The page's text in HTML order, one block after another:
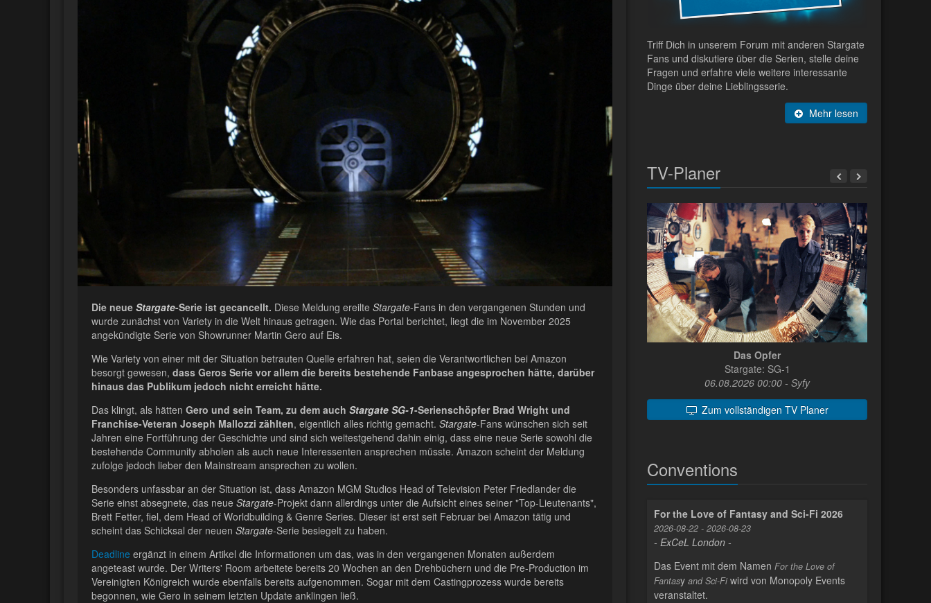
Die neue Stargate-Serie ist gecancellt. Diese Meldung ereilte Stargate-Fans in den vergangenen Stunden und
wurde zunächst von Variety in die Welt hinaus getragen. Wie das Portal berichtet, liegt die im November 2025
angekündigte Serie von Showrunner Martin Gero auf Eis.
Wie Variety von einer mit der Situation betrauten Quelle erfahren hat, seien die Verantwortlichen bei Amazon
besorgt gewesen, dass Geros Serie vor allem die bereits bestehende Fanbase angesprochen hätte, darüber
hinaus das Publikum jedoch nicht erreicht hätte.
Das klingt, als hätten Gero und sein Team, zu dem auch Stargate SG-1-Serienschöpfer Brad Wright und
Franchise-Veteran Joseph Mallozzi zählten, eigentlich alles richtig gemacht. Stargate-Fans wünschen sich seit
Jahren eine Fortführung der Geschichte und sind sich weitestgehend dahin einig, dass eine neue Serie sowohl die
bestehende Community abholen als auch neue Interessenten ansprechen müsste. Amazon scheint der Meldung
zufolge jedoch lieber den Mainstream ansprechen zu wollen.
Besonders unfassbar an der Situation ist, dass Amazon MGM Studios Head of Television Peter Friedlander die
Serie einst absegnete, das neue Stargate-Projekt dann allerdings unter die Aufsicht eines seiner "Top-Lieutenants",
Brett Fetter, fiel, dem Head of Worldbuilding & Genre Series. Dieser ist erst seit Februar bei Amazon tätig und
scheint das Schicksal der neuen Stargate-Serie besiegelt zu haben.
Deadline ergänzt in einem Artikel die Informationen um das, was in den vergangenen Monaten außerdem
angeteast wurde. Der Writers' Room arbeitete bereits 20 Wochen an den Drehbüchern und die Pre-Production im
Vereinigten Königreich wurde ebenfalls bereits aufgenommen. Sogar mit dem Castingprozess wurde bereits
begonnen, wie Gero in seinem letzten Update anklingen ließ.
Triff Dich in unserem Forum mit anderen Stargate
Fans und diskutiere über die Serien, stelle deine
Fragen und erfahre viele weitere interessante
Dinge über deine Lieblingsserie.
Mehr lesen
TV-Planer
Das Opfer
Stargate: SG-1
06.08.2026 00:00 - Syfy
Zum vollständigen TV Planer
Conventions
For the Love of Fantasy and Sci-Fi 2026
2026-08-22 - 2026-08-23
- ExCeL London -
Das Event mit dem Namen For the Love of
Fantasy and Sci-Fi wird von Monopoly Events
veranstaltet.